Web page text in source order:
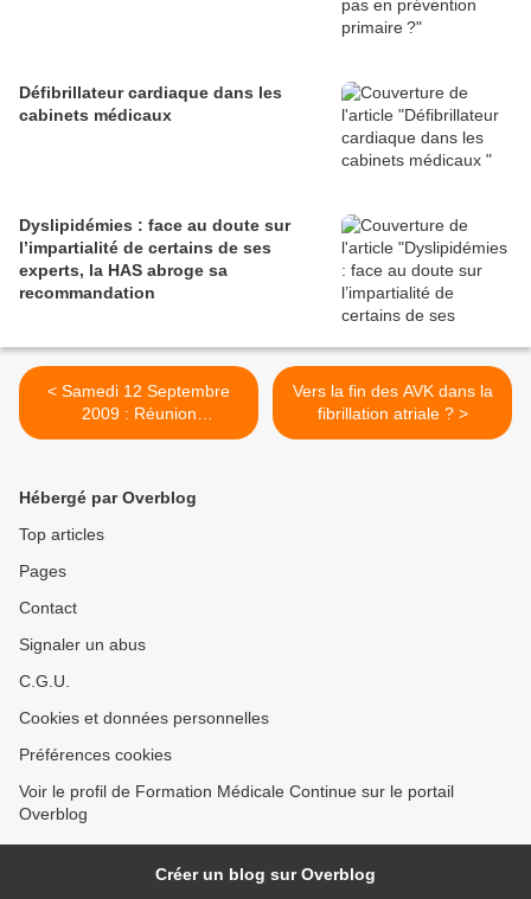
Défibrillateur cardiaque dans les
cabinets médicaux
Dyslipidémies : face au doute sur
l’impartialité de certains de ses
experts, la HAS abroge sa
recommandation
< Samedi 12 Septembre
2009 : Réunion
décentralisée à DINAN Club
Vers la fin des AVK dans la
fibrillation atriale ? >
Hébergé par Overblog
Top articles
Pages
Contact
Signaler un abus
C.G.U.
Cookies et données personnelles
Préférences cookies
Voir le profil de Formation Médicale Continue sur le portail
Overblog
Créer un blog sur Overblog